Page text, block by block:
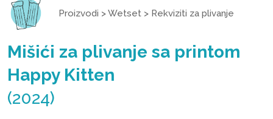
Proizvodi >Wetset > Rekviziti za plivanje
Mišići za plivanje sa printom
Happy Kitten
(2024)